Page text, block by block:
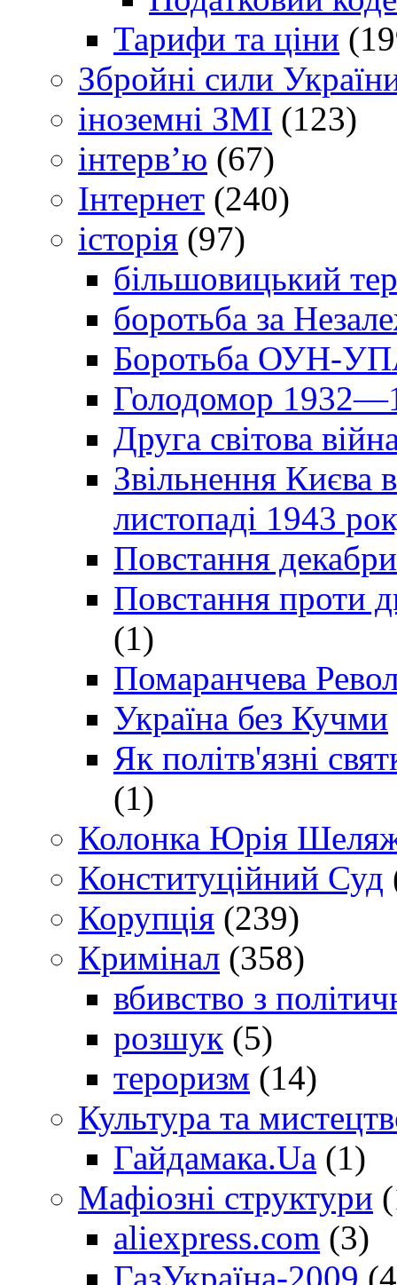
Тарифи та ціни
Збройні сили
іноземні ЗМІ (123)
інтерв’ю (67)
Інтернет (240)
історія (97)
більшовицький
боротьба за
Боротьба ОУН-УПА
Голодомор
Друга світова
Звільнення Києва
листопаді 1943
Повстання
Повстання проти
(1)
Помаранчева
Україна без Кучми
Як політв'язні
(1)
Колонка Юрія
Конституційний Суд
Корупція (239)
Кримінал (358)
вбивство з
розшук (5)
тероризм (14)
Культура та
Гайдамака.Ua (1)
Мафіозні структури
aliexpress.com (3)
ГазУкраїна-2009